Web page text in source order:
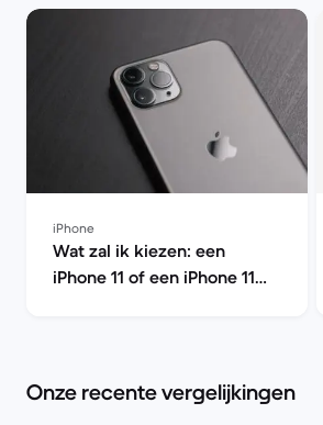
iPhone
Wat zal ik kiezen: een
iPhone 11 of een iPhone 11
Onze recente vergelijkingen